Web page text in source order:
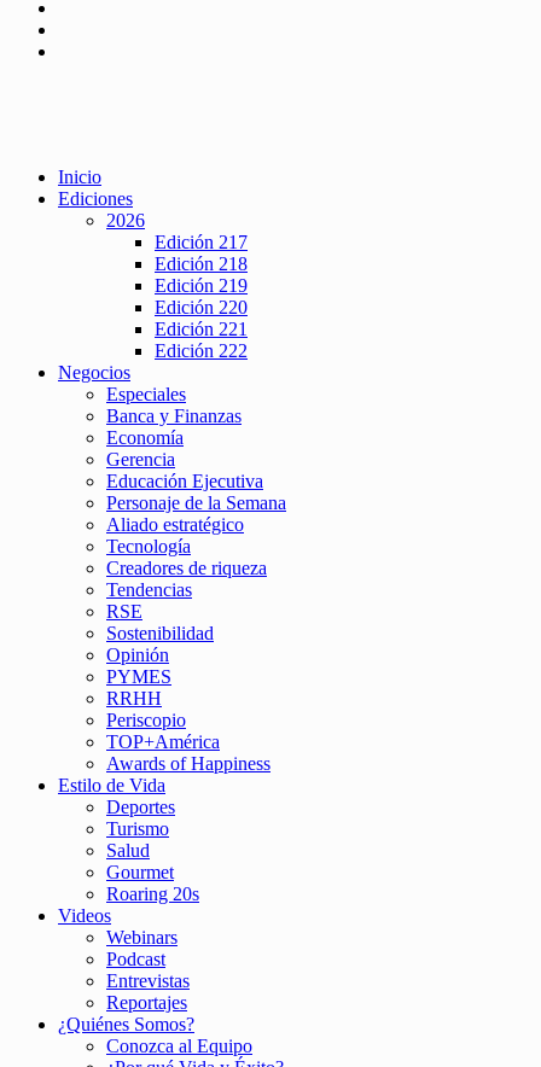
Inicio
Ediciones
2026
Edición 217
Edición 218
Edición 219
Edición 220
Edición 221
Edición 222
Negocios
Especiales
Banca y Finanzas
Economía
Gerencia
Educación Ejecutiva
Personaje de la Semana
Aliado estratégico
Tecnología
Creadores de riqueza
Tendencias
RSE
Sostenibilidad
Opinión
PYMES
RRHH
Periscopio
TOP+América
Awards of Happiness
Estilo de Vida
Deportes
Turismo
Salud
Gourmet
Roaring 20s
Videos
Webinars
Podcast
Entrevistas
Reportajes
¿Quiénes Somos?
Conozca al Equipo